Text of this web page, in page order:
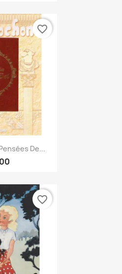
view De...
favorite_border
favorite_border